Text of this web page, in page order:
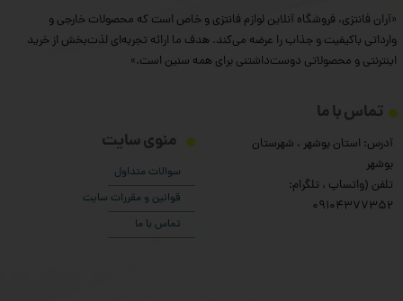
«آران فانتزی، فروشگاه آنلاین لوازم فانتزی و خاص است که محصولات خارجی و
وارداتی باکیفیت و جذاب را عرضه می‌کند. هدف ما ارائه تجربه‌ای لذت‌بخش از خرید
اینترنتی و محصولاتی دوست‌داشتنی برای همه سنین است.»
منوی سایت
سوالات متداول
قوانین و مقررات سایت
تماس با ما
تماس با ما
آدرس: استان بوشهر ، شهرستان
بوشهر
تلفن (واتساپ ، تلگرام:
۰9104377352